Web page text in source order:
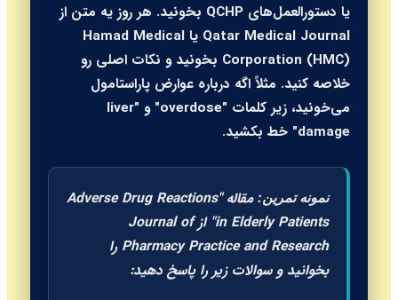
یا دستورالعمل‌های QCHP بخونید. هر روز یه متن از
Qatar Medical Journal یا Hamad Medical
Corporation (HMC) بخونید و نکات اصلی رو
خلاصه کنید. مثلاً اگه درباره عوارض پاراستامول
می‌خونید، زیر کلمات "overdose" و "liver
damage" خط بکشید.
نمونه تمرین:
مقاله "Adverse Drug Reactions
in Elderly Patients" از Journal of
Pharmacy Practice and Research را
بخوانید و سوالات زیر را پاسخ دهید: